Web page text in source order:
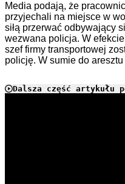
Media podają, że
przyjechali na miejsce w
siłą przerwać odbywający
wezwana policja. W
szef firmy transportowej
policję. W sumie do aresztu
Dalsza część artykułu